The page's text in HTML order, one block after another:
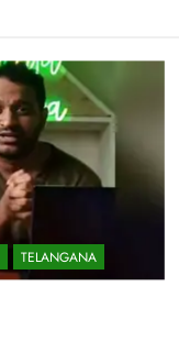
TELANGANA